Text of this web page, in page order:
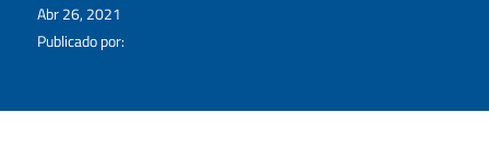
Abr 26, 2021
Publicado por: